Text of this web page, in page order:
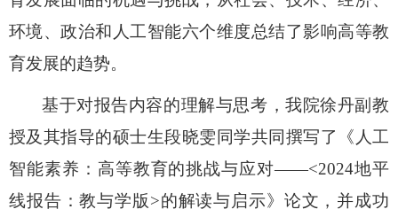
环境、政治和人工智能六个维度总结了影响高等教
育发展的趋势。
基于对报告内容的理解与思考，我院徐丹副教
授及其指导的硕士生段晓雯同学共同撰写了《人工
智能素养：高等教育的挑战与应对——<2024地平
线报告：教与学版>的解读与启示》论文，并成功